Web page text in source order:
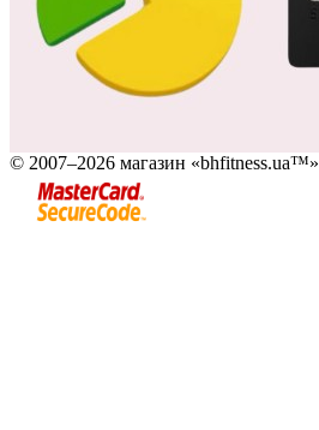
© 2007–2026 магазин «bhfitness.ua™»